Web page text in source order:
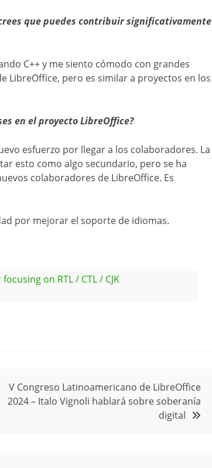
que puedes contribuir significativamente
C++ y me siento cómodo con grandes
LibreOffice, pero es similar a proyectos en los
en el proyecto LibreOffice?
esfuerzo por llegar a los colaboradores. La
esto como algo secundario, pero se ha
colaboradores de LibreOffice. Es
por mejorar el soporte de idiomas.
on RTL / CTL / CJK
V Congreso Latinoamericano de LibreOffice
2024 – Italo Vignoli hablará sobre soberanía
digital